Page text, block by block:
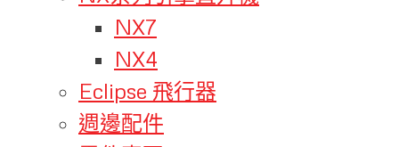
NX7
NX4
Eclipse 飛行器
週邊配件